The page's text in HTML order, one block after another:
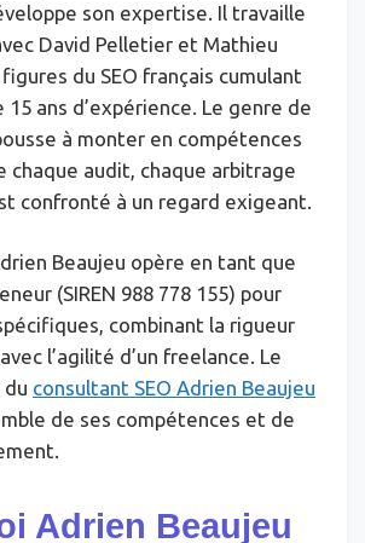
son expertise. Il travaille
David Pelletier et Mathieu
du SEO français cumulant
15 ans d’expérience. Le genre de
à monter en compétences
chaque audit, chaque arbitrage
confronté à un regard exigeant.
Beaujeu opère en tant que
(SIREN 988 778 155) pour
combinant la rigueur
l’agilité d’un freelance. Le
consultant SEO Adrien Beaujeu
de ses compétences et de
Adrien Beaujeu